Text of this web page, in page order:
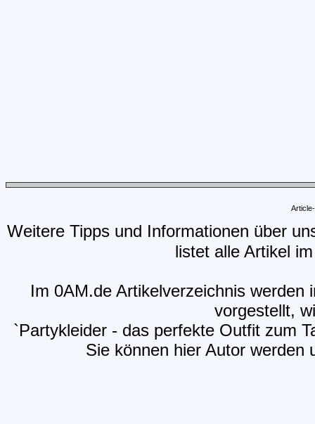
Weitere Tipps und Informationen über
listet alle Artikel
Im 0AM.de Artikelverzeichnis
vorgestellt,
`Partykleider - das perfekte Outfit zum
Sie können hier Autor werden